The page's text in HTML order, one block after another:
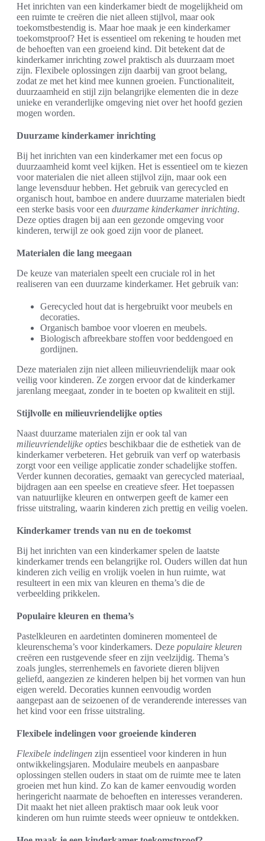
Het inrichten van een kinderkamer biedt de mogelijkheid om
een ruimte te creëren die niet alleen stijlvol, maar ook
toekomstbestendig is. Maar hoe maak je een kinderkamer
toekomstproof? Het is essentieel om rekening te houden met
de behoeften van een groeiend kind. Dit betekent dat de
kinderkamer inrichting zowel praktisch als duurzaam moet
zijn. Flexibele oplossingen zijn daarbij van groot belang,
zodat ze met het kind mee kunnen groeien. Functionaliteit,
duurzaamheid en stijl zijn belangrijke elementen die in deze
unieke en veranderlijke omgeving niet over het hoofd gezien
mogen worden.
Duurzame kinderkamer inrichting
Bij het inrichten van een kinderkamer met een focus op
duurzaamheid komt veel kijken. Het is essentieel om te kiezen
voor materialen die niet alleen stijlvol zijn, maar ook een
lange levensduur hebben. Het gebruik van gerecycled en
organisch hout, bamboe en andere duurzame materialen biedt
een sterke basis voor een duurzame kinderkamer inrichting.
Deze opties dragen bij aan een gezonde omgeving voor
kinderen, terwijl ze ook goed zijn voor de planeet.
Materialen die lang meegaan
De keuze van materialen speelt een cruciale rol in het
realiseren van een duurzame kinderkamer. Het gebruik van:
Gerecycled hout dat is hergebruikt voor meubels en
decoraties.
Organisch bamboe voor vloeren en meubels.
Biologisch afbreekbare stoffen voor beddengoed en
gordijnen.
Deze materialen zijn niet alleen milieuvriendelijk maar ook
veilig voor kinderen. Ze zorgen ervoor dat de kinderkamer
jarenlang meegaat, zonder in te boeten op kwaliteit en stijl.
Stijlvolle en milieuvriendelijke opties
Naast duurzame materialen zijn er ook tal van
milieuvriendelijke opties beschikbaar die de esthetiek van de
kinderkamer verbeteren. Het gebruik van verf op waterbasis
zorgt voor een veilige applicatie zonder schadelijke stoffen.
Verder kunnen decoraties, gemaakt van gerecycled materiaal,
bijdragen aan een speelse en creatieve sfeer. Het toepassen
van natuurlijke kleuren en ontwerpen geeft de kamer een
frisse uitstraling, waarin kinderen zich prettig en veilig voelen.
Kinderkamer trends van nu en de toekomst
Bij het inrichten van een kinderkamer spelen de laatste
kinderkamer trends een belangrijke rol. Ouders willen dat hun
kinderen zich veilig en vrolijk voelen in hun ruimte, wat
resulteert in een mix van kleuren en thema’s die de
verbeelding prikkelen.
Populaire kleuren en thema’s
Pastelkleuren en aardetinten domineren momenteel de
kleurenschema’s voor kinderkamers. Deze populaire kleuren
creëren een rustgevende sfeer en zijn veelzijdig. Thema’s
zoals jungles, sterrenhemels en favoriete dieren blijven
geliefd, aangezien ze kinderen helpen bij het vormen van hun
eigen wereld. Decoraties kunnen eenvoudig worden
aangepast aan de seizoenen of de veranderende interesses van
het kind voor een frisse uitstraling.
Flexibele indelingen voor groeiende kinderen
Flexibele indelingen zijn essentieel voor kinderen in hun
ontwikkelingsjaren. Modulaire meubels en aanpasbare
oplossingen stellen ouders in staat om de ruimte mee te laten
groeien met hun kind. Zo kan de kamer eenvoudig worden
heringericht naarmate de behoeften en interesses veranderen.
Dit maakt het niet alleen praktisch maar ook leuk voor
kinderen om hun ruimte steeds weer opnieuw te ontdekken.